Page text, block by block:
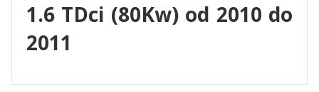
1.6 TDci (80Kw) od 2010 do
2011